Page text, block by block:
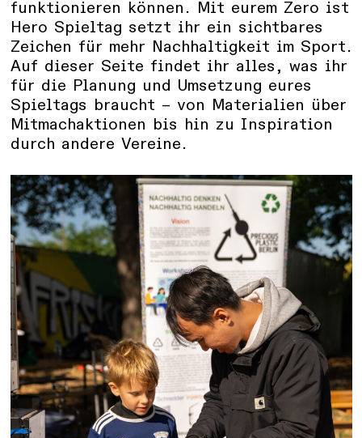
funktionieren können. Mit eurem Zero ist
Hero Spieltag setzt ihr ein sichtbares
Zeichen für mehr Nachhaltigkeit im Sport.
Auf dieser Seite findet ihr alles, was ihr
für die Planung und Umsetzung eures
Spieltags braucht – von Materialien über
Mitmachaktionen bis hin zu Inspiration
durch andere Vereine.